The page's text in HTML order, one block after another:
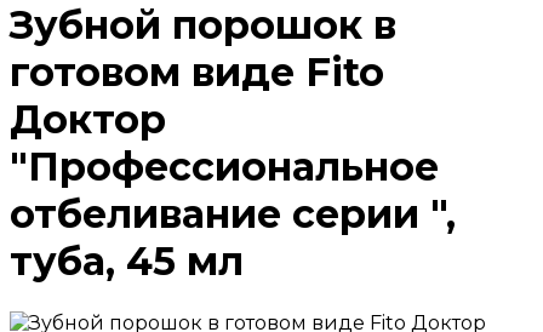
Зубной порошок в
готовом виде Fito
Доктор
"Профессиональное
отбеливание серии ",
туба, 45 мл